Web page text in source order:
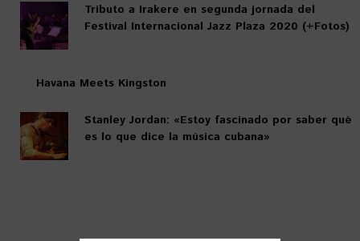
Tributo a Irakere en segunda jornada del
Festival Internacional Jazz Plaza 2020 (+Fotos)
Havana Meets Kingston
Stanley Jordan: «Estoy fascinado por saber qué
es lo que dice la música cubana»